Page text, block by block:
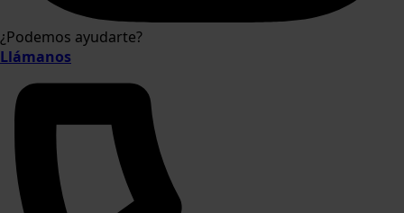
¿Podemos ayudarte?
Llámanos